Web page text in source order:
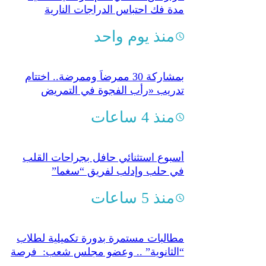
مدة فك احتباس الدراجات النارية
منذ يوم واحد
بمشاركة 30 ممرضاً وممرضة.. اختتام
تدريب «رأب الفجوة في التمريض
منذ 4 ساعات
أسبوع استثنائي حافل بجراحات القلب
في حلب وإدلب لفريق “سغما”
منذ 5 ساعات
مطالبات مستمرة بدورة تكميلية لطلاب
“الثانوية” .. وعضو مجلس شعب: فرصة